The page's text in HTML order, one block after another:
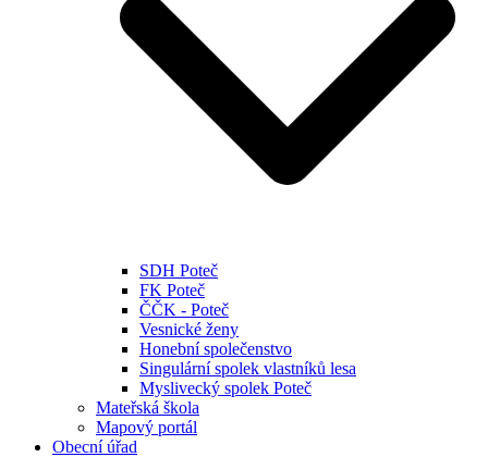
SDH Poteč
FK Poteč
ČČK - Poteč
Vesnické ženy
Honební společenstvo
Singulární spolek vlastníků lesa
Myslivecký spolek Poteč
Mateřská škola
Mapový portál
Obecní úřad